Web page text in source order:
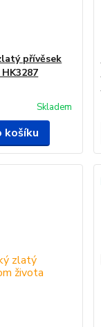
přívěsek
Skladem
košíku